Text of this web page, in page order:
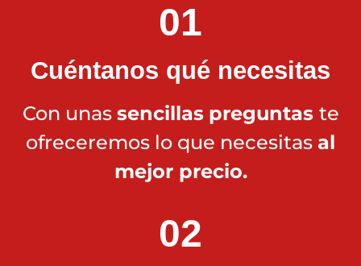
01
Cuéntanos qué necesitas
Con unas sencillas preguntas te
ofreceremos lo que necesitas al
mejor precio.
02